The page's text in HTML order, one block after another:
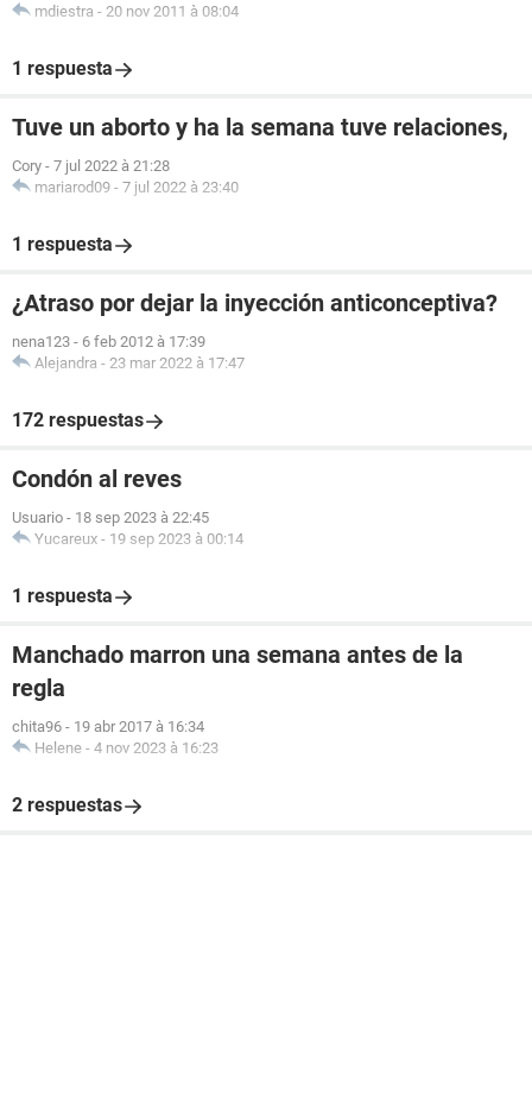
mdiestra - 20 nov 2011 à 08:04
1 respuesta
Tuve un aborto y ha la semana tuve relaciones,
Cory - 7 jul 2022 à 21:28
mariarod09 - 7 jul 2022 à 23:40
1 respuesta
¿Atraso por dejar la inyección anticonceptiva?
nena123 - 6 feb 2012 à 17:39
Alejandra - 23 mar 2022 à 17:47
172 respuestas
Condón al reves
Usuario - 18 sep 2023 à 22:45
Yucareux - 19 sep 2023 à 00:14
1 respuesta
Manchado marron una semana antes de la
regla
chita96 - 19 abr 2017 à 16:34
Helene - 4 nov 2023 à 16:23
2 respuestas